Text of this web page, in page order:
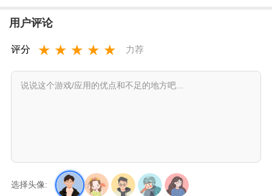
用户评论
评分 ★ ★ ★ ★ ★ 力荐
选择头像: